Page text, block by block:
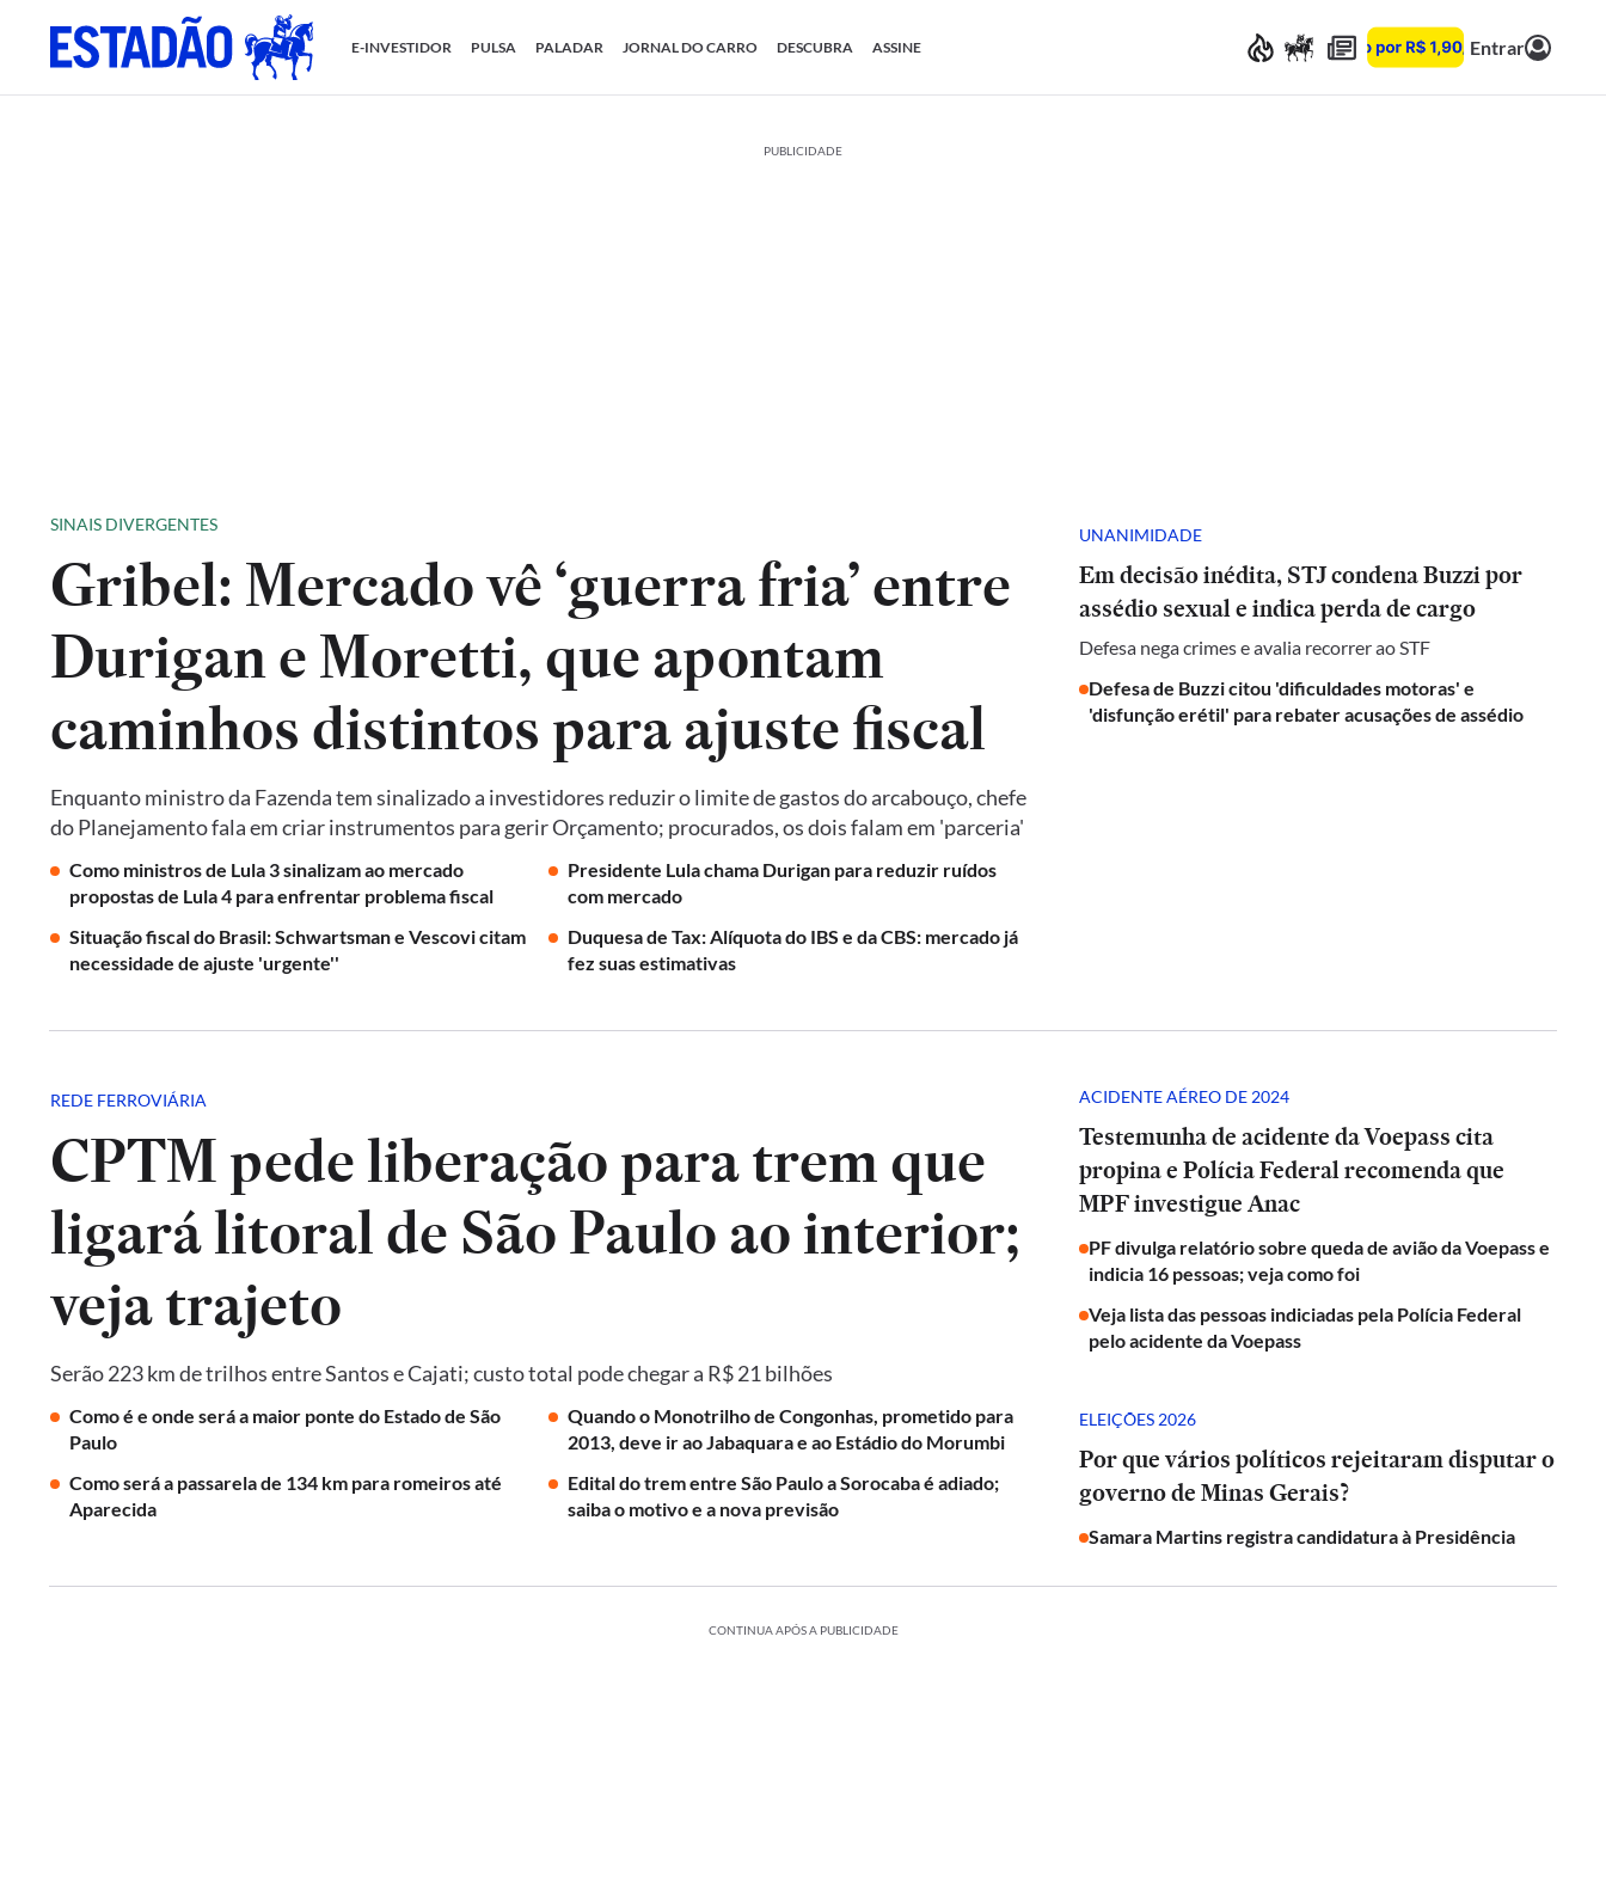
E-INVESTIDOR PULSA PALADAR JORNAL DO CARRO DESCUBRA ASSINE Entrar
PUBLICIDADE
SINAIS DIVERGENTES
Gribel: Mercado vê ‘guerra fria’ entre
Durigan e Moretti, que apontam
caminhos distintos para ajuste fiscal
Enquanto ministro da Fazenda tem sinalizado a investidores reduzir o limite de gastos do arcabouço, chefe
do Planejamento fala em criar instrumentos para gerir Orçamento; procurados, os dois falam em 'parceria'
Como ministros de Lula 3 sinalizam ao mercado
propostas de Lula 4 para enfrentar problema fiscal
Presidente Lula chama Durigan para reduzir ruídos
com mercado
Situação fiscal do Brasil: Schwartsman e Vescovi citam
necessidade de ajuste 'urgente''
Duquesa de Tax: Alíquota do IBS e da CBS: mercado já
fez suas estimativas
UNANIMIDADE
Em decisão inédita, STJ condena Buzzi por
assédio sexual e indica perda de cargo
Defesa nega crimes e avalia recorrer ao STF
Defesa de Buzzi citou 'dificuldades motoras' e
'disfunção erétil' para rebater acusações de assédio
REDE FERROVIÁRIA
CPTM pede liberação para trem que
ligará litoral de São Paulo ao interior;
veja trajeto
Serão 223 km de trilhos entre Santos e Cajati; custo total pode chegar a R$ 21 bilhões
Como é e onde será a maior ponte do Estado de São
Paulo
Quando o Monotrilho de Congonhas, prometido para
2013, deve ir ao Jabaquara e ao Estádio do Morumbi
Como será a passarela de 134 km para romeiros até
Aparecida
Edital do trem entre São Paulo a Sorocaba é adiado;
saiba o motivo e a nova previsão
ACIDENTE AÉREO DE 2024
Testemunha de acidente da Voepass cita
propina e Polícia Federal recomenda que
MPF investigue Anac
PF divulga relatório sobre queda de avião da Voepass e
indicia 16 pessoas; veja como foi
Veja lista das pessoas indiciadas pela Polícia Federal
pelo acidente da Voepass
ELEIÇÕES 2026
Por que vários políticos rejeitaram disputar o
governo de Minas Gerais?
Samara Martins registra candidatura à Presidência
CONTINUA APÓS A PUBLICIDADE